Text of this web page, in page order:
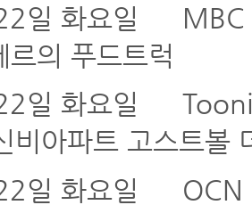
일 화요일
MBC
르의 푸드트럭
일 화요일
비아파트 고스트
일 화요일
OCN